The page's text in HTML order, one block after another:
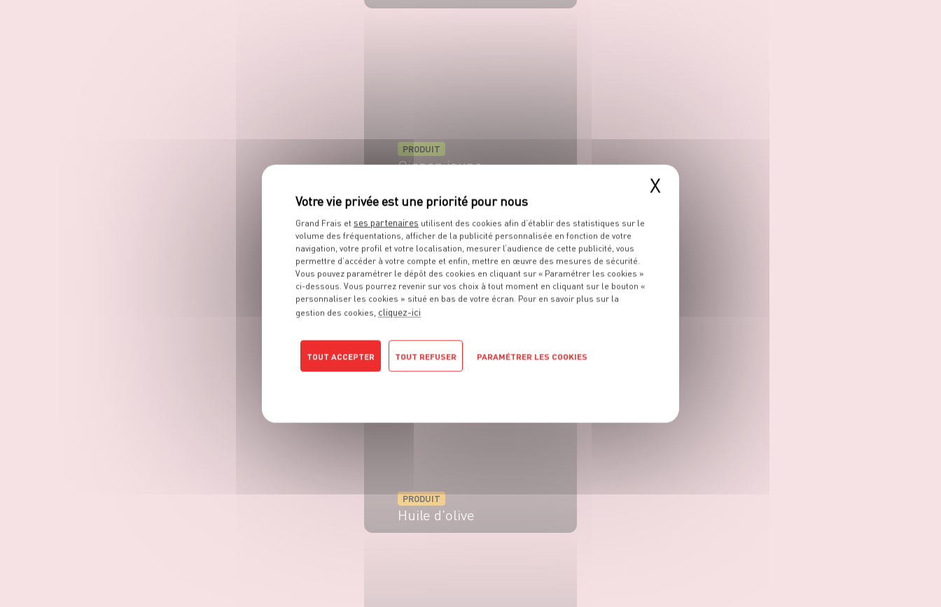
PRODUIT
Oignon jaune
VOIR LE PRODUIT
Pommes
VOIR LE PRODUIT
PRODUIT
Huile d'olive
X
Grand Frais et ses partenaires utilisent des cookies afin d’établir des statistiques sur le
volume des fréquentations, afficher de la publicité personnalisée en fonction de votre
navigation, votre profil et votre localisation, mesurer l’audience de cette publicité, vous
permettre d’accéder à votre compte et enfin, mettre en œuvre des mesures de sécurité.
Vous pouvez paramétrer le dépôt des cookies en cliquant sur « Paramétrer les cookies »
ci-dessous. Vous pourrez revenir sur vos choix à tout moment en cliquant sur le bouton «
personnaliser les cookies » situé en bas de votre écran. Pour en savoir plus sur la
gestion des cookies, cliquez-ici
TOUT ACCEPTER TOUT REFUSER PARAMÉTRER LES COOKIES